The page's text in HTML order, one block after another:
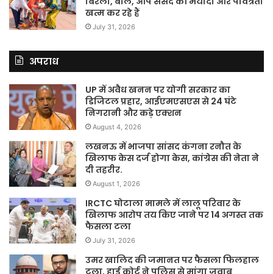
खत्म कर रहे हैं
July 31, 2026
अपराध
UP में अवैध खनन पर योगी सरकार का
डिजिटल प्रहार, आईएमएसएस से 24 घंटे
निगरानी और कड़े एक्शन
August 4, 2026
लखनऊ में भाजपा सांसद कंगना रनौत के
खिलाफ केस दर्ज होगा केस, कांग्रेस की नेता ने
दी तहरीर.
August 1, 2026
IRCTC घोटाला मामले में लालू परिवार के
खिलाफ आरोप तय किए जाने पर 14 अगस्त तक
फैसला टला
July 31, 2026
उमर खालिद की जमानत पर फैसला फिलहाल